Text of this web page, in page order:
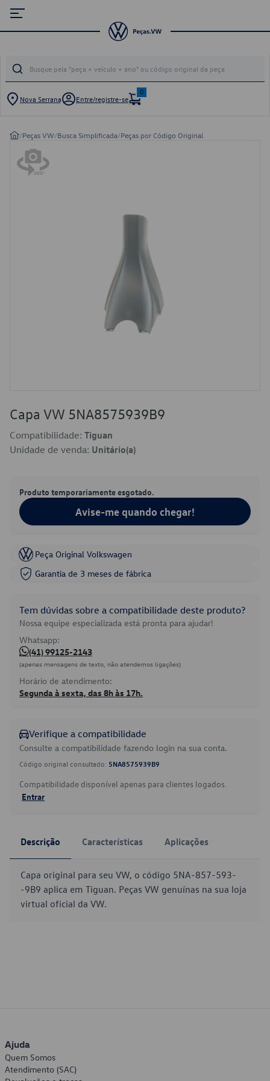
Nova Serrana Entre/registre-se
0
/Peças VW/Busca Simplificada/Peças por Código Original
Capa VW 5NA8575939B9
Compatibilidade: Tiguan
Unidade de venda: Unitário(a)
Produto temporariamente esgotado.
Avise-me quando chegar!
Peça Original Volkswagen
Garantia de 3 meses de fábrica
Tem dúvidas sobre a compatibilidade deste produto?
Nossa equipe especializada está pronta para ajudar!
Whatsapp:
(41) 99125-2143
(apenas mensagens de texto, não atendemos ligações)
Horário de atendimento:
Segunda à sexta, das 8h às 17h.
Verifique a compatibilidade
Consulte a compatibilidade fazendo login na sua conta.
Código original consultado: 5NA8575939B9
Compatibilidade disponível apenas para clientes logados.
Entrar
Descrição Características Aplicações
Capa original para seu VW, o código 5NA-857-593-
-9B9 aplica em Tiguan. Peças VW genuínas na sua loja
virtual oficial da VW.
Ajuda
Quem Somos
Atendimento (SAC)